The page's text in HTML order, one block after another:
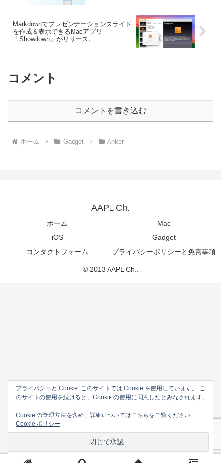
Markdownでプレゼンテーションスライド
を作成＆表示できるMacアプリ
「Showdown」がリリース。
コメント
コメントを書き込む
ホーム Gadget Anker
AAPL Ch.
ホーム
Mac
iOS
Gadget
コンタクトフォーム
プライバシーポリシーと免責事項
© 2013 AAPL Ch..
プライバシーと Cookie: このサイトでは Cookie を使用しています。 こ
のサイトの使用を続けると、Cookie の使用に同意したとみなされます。
Cookie の管理方法を含め、詳細についてはこちらをご覧ください:
Cookie ポリシー